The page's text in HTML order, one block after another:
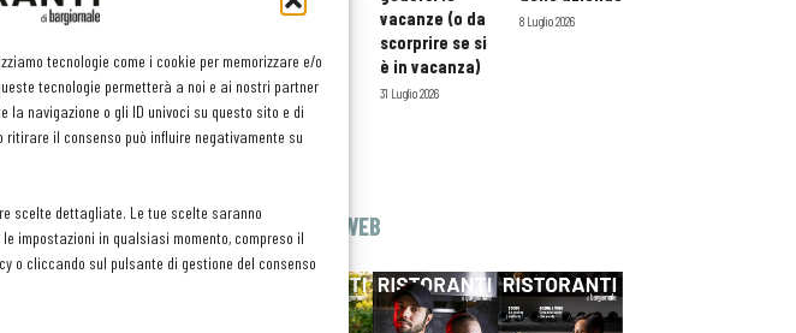
tecnologie come i cookie per memorizzare e/o
tecnologie permetterà a noi e ai nostri partner
navigazione o gli ID univoci su questo sito e di
il consenso può influire negativamente su
scelte dettagliate. Le tue scelte saranno
impostazioni in qualsiasi momento, compreso il
o cliccando sul pulsante di gestione del consenso
e tessera
professionisti
HoReCa
29 Luglio 2026
vacanze (o da
scorprire se si
è in vacanza)
31 Luglio 2026
8 Luglio 2026
EDICOLA WEB